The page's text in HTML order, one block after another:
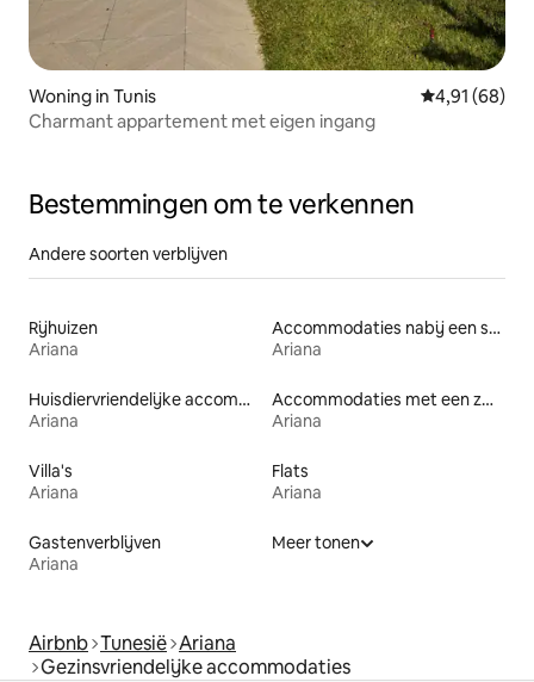
Woning in Tunis Gemiddelde
4,91 (68)
Charmant appartement met eigen ingang
Bestemmingen om te verkennen
Andere soorten verblijven
Rijhuizen
Ariana
Accommodaties nabij een strand
Ariana
Huisdiervriendelijke accommodaties
Ariana
Accommodaties met een zwembad
Ariana
Villa's
Ariana
Flats
Ariana
Gastenverblijven
Ariana
Meer tonen
Airbnb Tunesië Ariana
Gezinsvriendelijke accommodaties